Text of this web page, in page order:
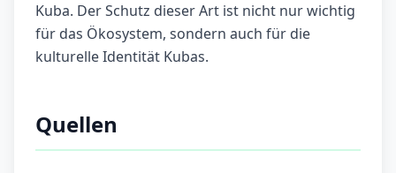
Kuba. Der Schutz dieser Art ist nicht nur wichtig
für das Ökosystem, sondern auch für die
kulturelle Identität Kubas.
Quellen